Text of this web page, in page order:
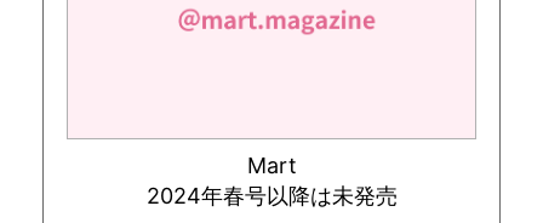
Mart
2024年春号以降は未発売